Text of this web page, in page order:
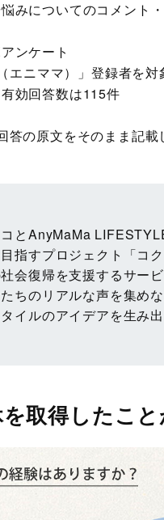
みについてのコメント・
ンケート
エニママ）」登録者を
効回答数は115件
答の原文をそのまま記
とAnyMaMa
指すプロジェクト「コク
会復帰を支援するサー
ちのリアルな声を集め
イルのアイデアを生み出
取得したこ